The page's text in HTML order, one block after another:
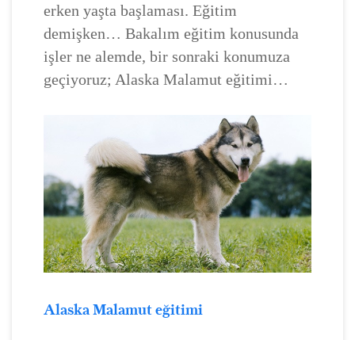
erken yaşta başlaması. Eğitim
demişken… Bakalım eğitim konusunda
işler ne alemde, bir sonraki konumuza
geçiyoruz; Alaska Malamut eğitimi…
Alaska Malamut eğitimi